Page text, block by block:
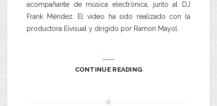
acompañante de música electrónica, junto al DJ
Frank Méndez. El vídeo ha sido realizado con la
productora Eivisual y dirigido por Ramon Mayol.
CONTINUE READING